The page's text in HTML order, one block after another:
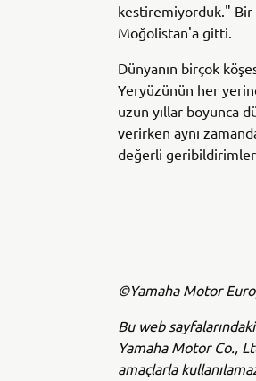
kestiremiyorduk."
Moğolistan'a gitti.
Dünyanın birçok
Yeryüzünün her
uzun yıllar boyunca
verirken aynı
değerli
©Yamaha Motor
Bu web
Yamaha Motor Co.,
amaçlarla